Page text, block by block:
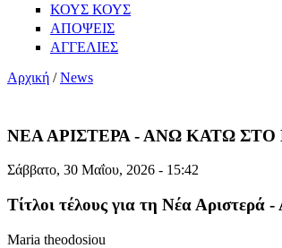
ΚΟΥΣ ΚΟΥΣ
ΑΠΟΨΕΙΣ
ΑΓΓΕΛΙΕΣ
Αρχική /News
ΝΕΑ ΑΡΙΣΤΕΡΑ - ΑΝΩ ΚΑΤΩ
Σάββατο, 30 Μαΐου, 2026 - 15:42
Τίτλοι τέλους για τη Νέα Αριστερά
Maria theodosiou